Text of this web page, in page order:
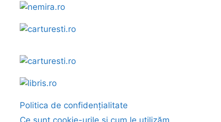
Politica de confidențialitate